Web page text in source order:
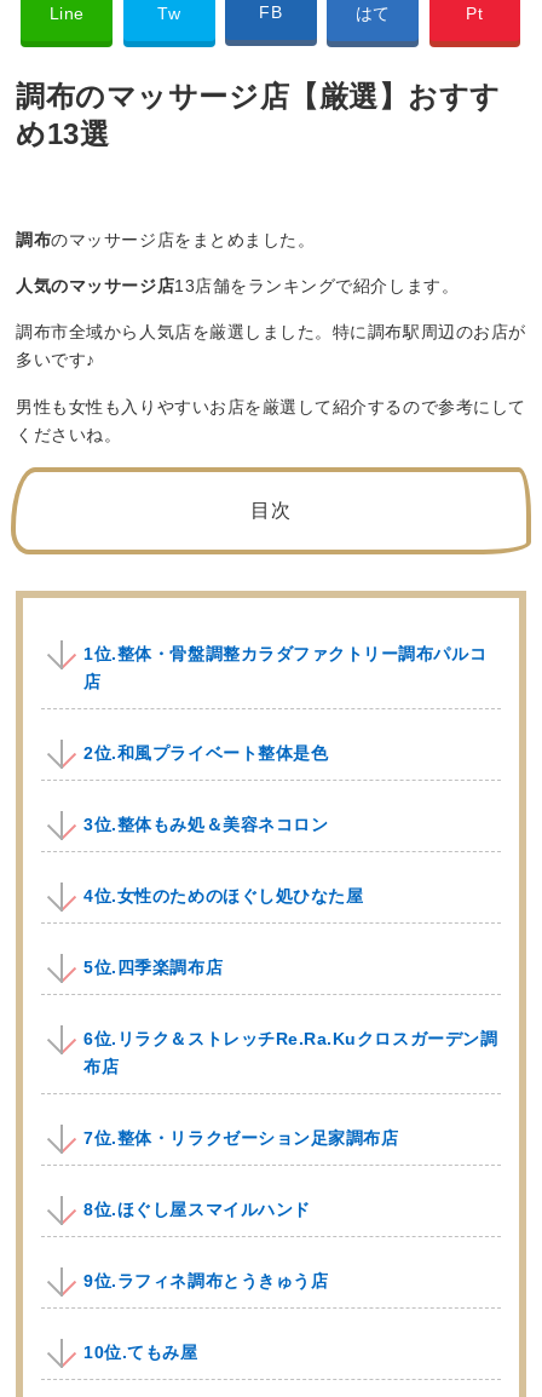
Line Tw FB はて Pt
調布のマッサージ店【厳選】おすす
め13選
調布のマッサージ店をまとめました。
人気のマッサージ店13店舗をランキングで紹介します。
調布市全域から人気店を厳選しました。特に調布駅周辺のお店が
多いです♪
男性も女性も入りやすいお店を厳選して紹介するので参考にして
くださいね。
目次
1位.整体・骨盤調整カラダファクトリー調布パルコ
店
2位.和風プライベート整体是色
3位.整体もみ処＆美容ネコロン
4位.女性のためのほぐし処ひなた屋
5位.四季楽調布店
6位.リラク＆ストレッチRe.Ra.Kuクロスガーデン調
布店
7位.整体・リラクゼーション足家調布店
8位.ほぐし屋スマイルハンド
9位.ラフィネ調布とうきゅう店
10位.てもみ屋